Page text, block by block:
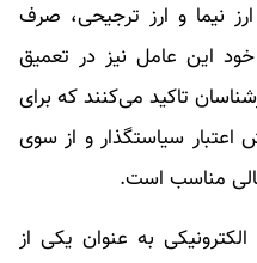
نیما و ارز ترجیحی، صرف
این عامل نیز در تعمیق
تاکید می‌کنند که برای
اعتبار سیاستگذار و از سوی
مناسب است.
به عنوان یکی از